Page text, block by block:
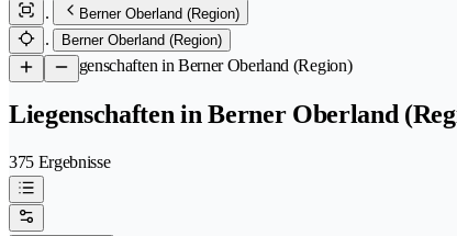
Berner Oberland (Region)
Berner Oberland (Region)
/Liegenschaften in Berner Oberland (Region)
Liegenschaften in Berner Oberland
375 Ergebnisse